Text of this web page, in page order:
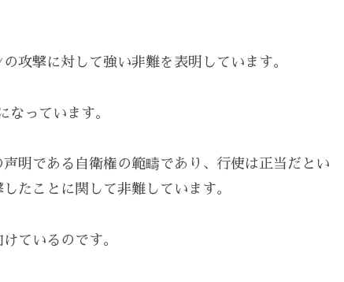
攻撃に対して強い非難を表明しています。
っています。
明である自衛権の範疇であり、行使は正当だとい
たことに関して非難しています。
ているのです。